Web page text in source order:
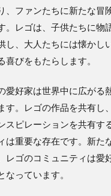
、ファンたちに新たな冒
。レゴは、子供たちに物
し、大人たちには懐かし
びをもたらします。
愛好家は世界中に広がる
す。レゴの作品を共有し
スピレーションを共有す
は重要な存在です。新た
レゴのコミュニティは愛
なっています。